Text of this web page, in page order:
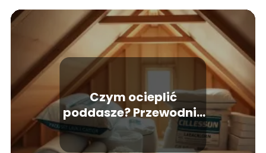
Czym ocieplić
poddasze? Przewodnik
po najlepszych
materiałach